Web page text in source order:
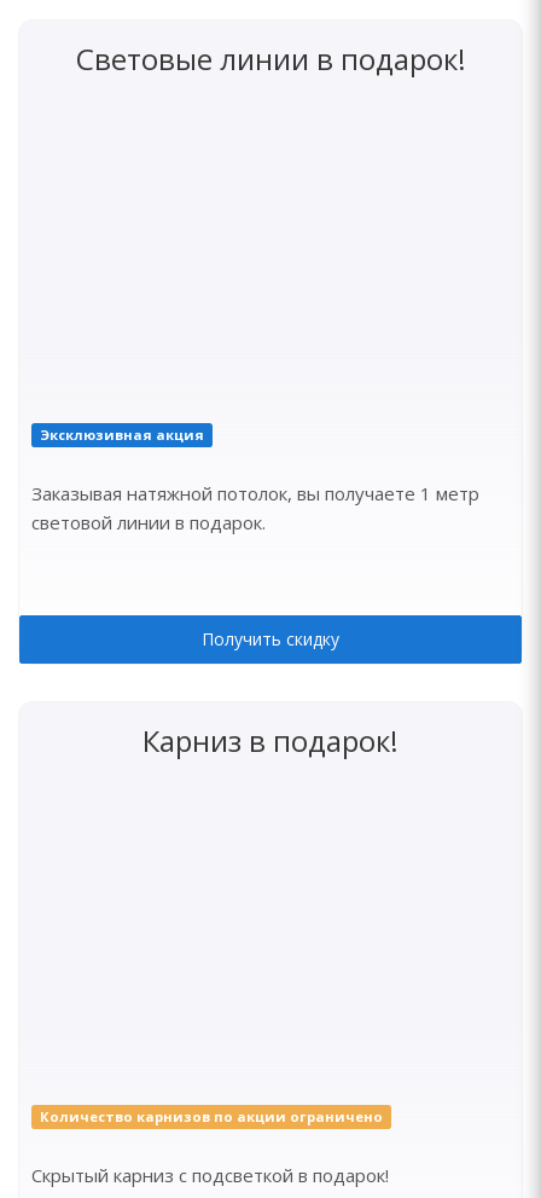
Световые линии в подарок!
Эксклюзивная акция
Заказывая натяжной потолок, вы получаете 1 метр
световой линии в подарок.
Получить скидку
Карниз в подарок!
Количество карнизов по акции ограничено
Скрытый карниз с подсветкой в подарок!